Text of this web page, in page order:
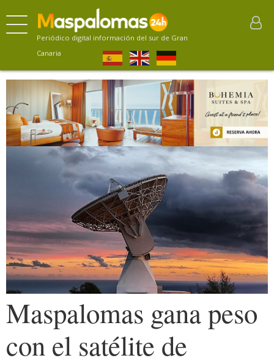
Periódico digital información del sur de Gran
Canaria
Maspalomas gana peso
con el satélite de